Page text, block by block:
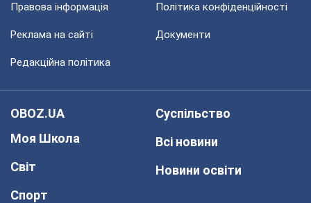
Правова інформація Політика конфіденційності
Реклама на сайті Документи
Редакційна політика
OBOZ.UA
Моя Школа
Світ
Спорт
Суспільство
Всі новини
Новини освіти